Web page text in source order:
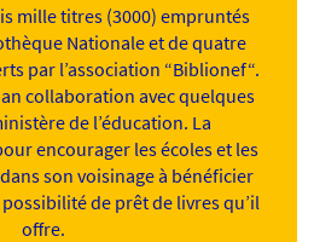
mille titres (3000) empruntés
Nationale et de quatre
par l’association “Biblionef“.
an collaboration avec quelques
de l’éducation. La
encourager les écoles et les
son voisinage à bénéficier
de prêt de livres qu’il
offre.